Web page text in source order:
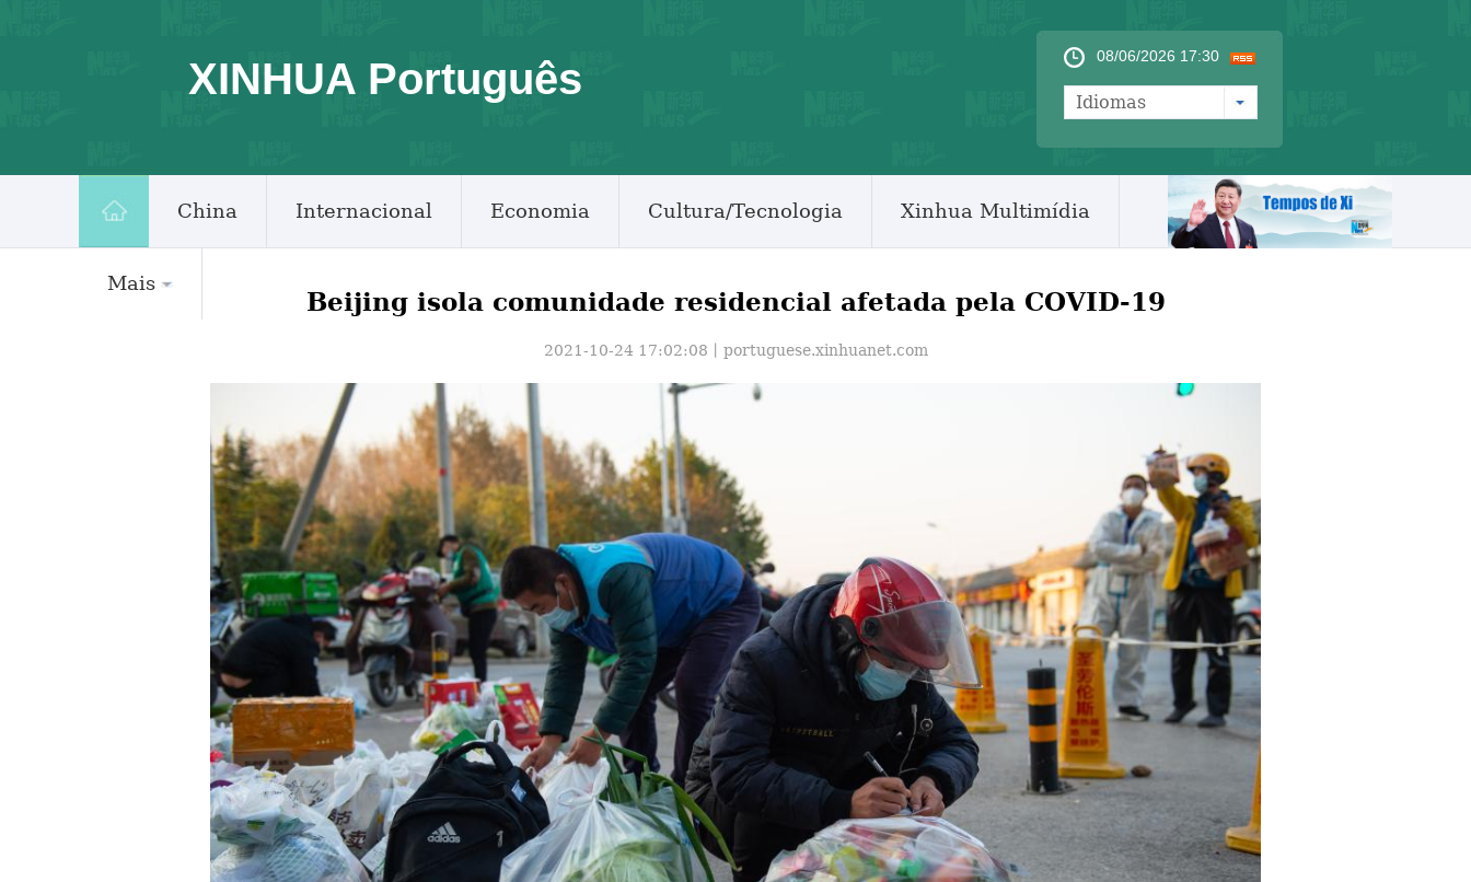
XINHUA Português 08/06/2026 17:30
Idiomas
China Internacional Economia Cultura/Tecnologia Xinhua Multimídia
Mais
Beijing isola comunidade residencial afetada pela COVID-19
2021-10-24 17:02:08丨 portuguese.xinhuanet.com